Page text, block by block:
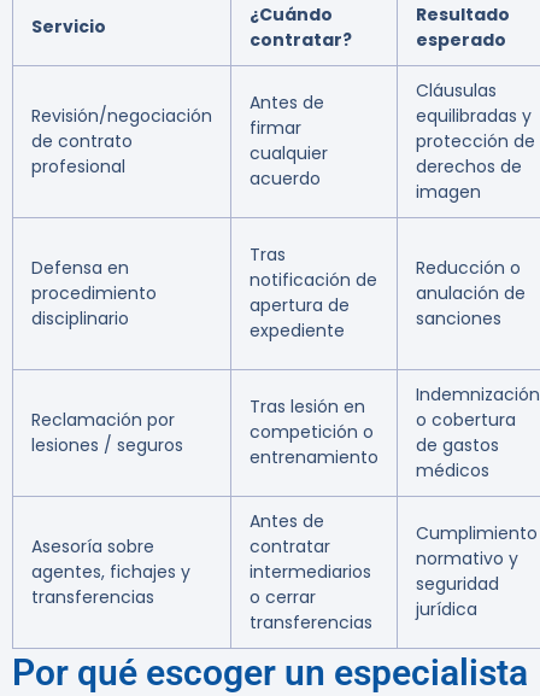
Servicio
¿Cuándo
contratar?
Resultado
esperado
Revisión/negociación
de contrato
profesional
Antes de
firmar
cualquier
acuerdo
Cláusulas
equilibradas y
protección de
derechos de
imagen
Defensa en
procedimiento
disciplinario
Tras
notificación de
apertura de
expediente
Reducción o
anulación de
sanciones
Reclamación por
lesiones / seguros
Tras lesión en
competición o
entrenamiento
Indemnización
o cobertura
de gastos
médicos
Asesoría sobre
agentes, fichajes y
transferencias
Antes de
contratar
intermediarios
o cerrar
transferencias
Cumplimiento
normativo y
seguridad
jurídica
Por qué escoger un especialista